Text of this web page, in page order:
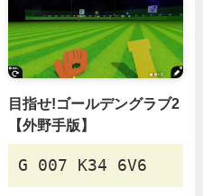
目指せ!ゴールデングラブ2
【外野手版】
G 007 K34 6V6